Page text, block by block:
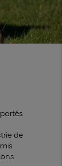
de